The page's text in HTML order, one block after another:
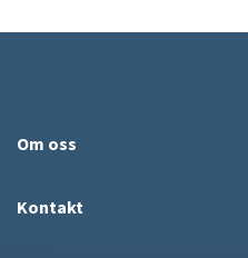
Om oss
Kontakt